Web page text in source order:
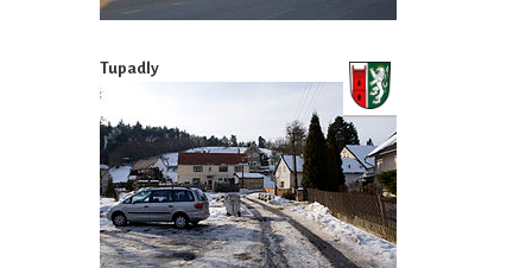
Tupadly